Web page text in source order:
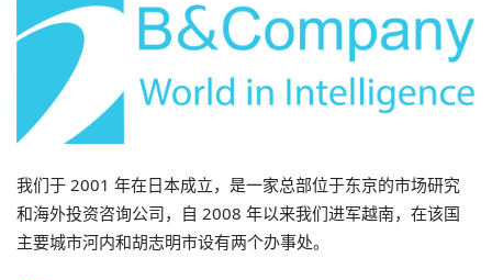
得不到充分服务，且缺乏投资潜力。稀缺性支撑了溢价
——2024年每托盘每天约1.27美元，而印度尼西亚为
$0.94美元——但预计到2028年将新增约70%的冷链容
量，这将加剧竞争，迫使运营商通过增值服务（实时监
控、交叉转运、集成处理）实现差异化。
– 改善农产品和海产品的冷藏条件：收获后的损失仍然是
冷链最大的痛点：处理不当和温度控制不当会导致约25%
水果和蔬菜的浪费（最坏情况下高达35-45%），并使海
我们于 2001 年在日本成立，是一家总部位于东京的市场研究
和海外投资咨询公司，自 2008 年以来我们进军越南，在该国
主要城市河内和胡志明市设有两个办事处。